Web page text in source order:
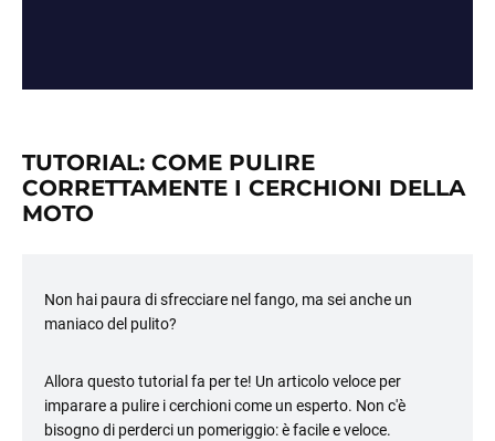
TUTORIAL: COME PULIRE
CORRETTAMENTE I CERCHIONI DELLA
MOTO
Non hai paura di sfrecciare nel fango, ma sei anche un
maniaco del pulito?
Allora questo tutorial fa per te! Un articolo veloce per
imparare a pulire i cerchioni come un esperto. Non c'è
bisogno di perderci un pomeriggio: è facile e veloce.